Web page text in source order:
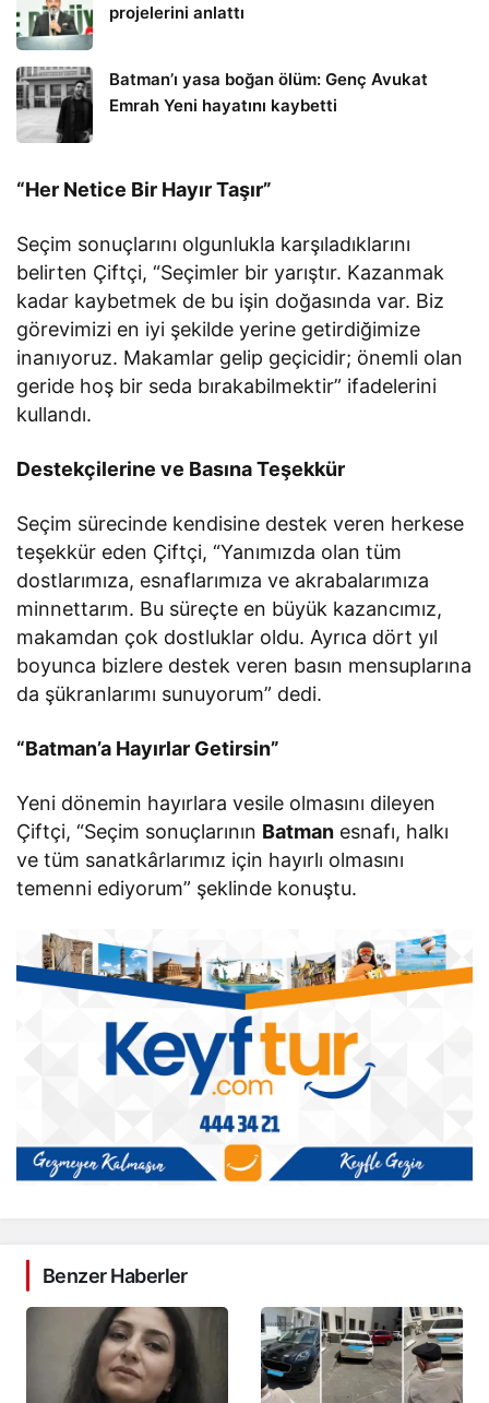
projelerini anlattı
Batman’ı yasa boğan ölüm: Genç Avukat
Emrah Yeni hayatını kaybetti
“Her Netice Bir Hayır Taşır”
Seçim sonuçlarını olgunlukla karşıladıklarını
belirten Çiftçi, “Seçimler bir yarıştır. Kazanmak
kadar kaybetmek de bu işin doğasında var. Biz
görevimizi en iyi şekilde yerine getirdiğimize
inanıyoruz. Makamlar gelip geçicidir; önemli olan
geride hoş bir seda bırakabilmektir” ifadelerini
kullandı.
Destekçilerine ve Basına Teşekkür
Seçim sürecinde kendisine destek veren herkese
teşekkür eden Çiftçi, “Yanımızda olan tüm
dostlarımıza, esnaflarımıza ve akrabalarımıza
minnettarım. Bu süreçte en büyük kazancımız,
makamdan çok dostluklar oldu. Ayrıca dört yıl
boyunca bizlere destek veren basın mensuplarına
da şükranlarımı sunuyorum” dedi.
“Batman’a Hayırlar Getirsin”
Yeni dönemin hayırlara vesile olmasını dileyen
Çiftçi, “Seçim sonuçlarının Batman esnafı, halkı
ve tüm sanatkârlarımız için hayırlı olmasını
temenni ediyorum” şeklinde konuştu.
Benzer Haberler